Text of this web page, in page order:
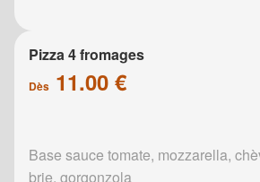
Pizza 4 fromages
Dès 11.00 €
Base sauce tomate, mozzarella,
brie, gorgonzola